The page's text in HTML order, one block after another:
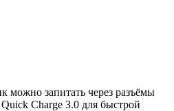
можно запитать через разъёмы
Charge 3.0 для быстрой